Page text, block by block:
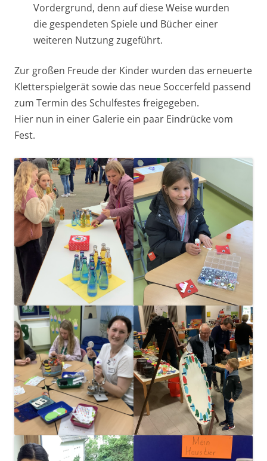
Vordergrund, denn auf diese Weise wurden
die gespendeten Spiele und Bücher einer
weiteren Nutzung zugeführt.
Zur großen Freude der Kinder wurden das erneuerte
Kletterspielgerät sowie das neue Soccerfeld passend
zum Termin des Schulfestes freigegeben.
Hier nun in einer Galerie ein paar Eindrücke vom
Fest.